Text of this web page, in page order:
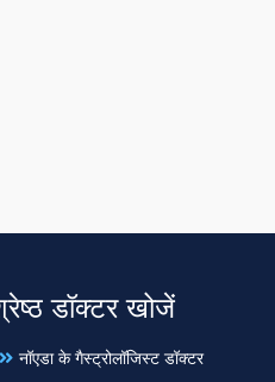
डॉक्टर खोजें
नॉएडा के गैस्ट्रोलॉजिस्ट डॉक्टर